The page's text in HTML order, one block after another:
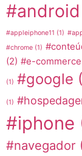
#android
#appleiphone11 (1)
#chrome (1)
(2) #e-commerce
(1) #google
(1)
#iphone
#navegador